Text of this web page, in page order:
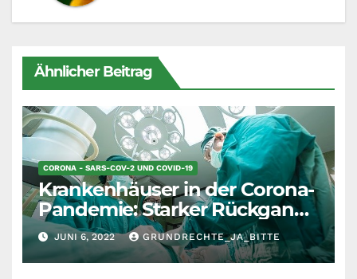
Ähnlicher Beitrag
CORONA - SARS-COV-2 UND COVID-19
Krankenhäuser in der Corona-
Pandemie: Starker Rückgang
der stationären
Behandlungsfälle
JUNI 6, 2022 GRUNDRECHTE_JA_BITTE